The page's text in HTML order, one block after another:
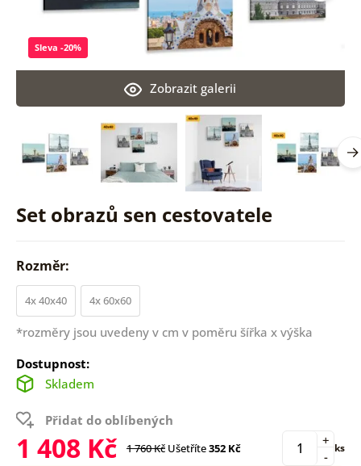
Set obrazů sen cestovatele
Zobrazit galerii
Sleva -20%
Rozměr:
4x 40x40 4x 60x60
*rozměry jsou uvedeny v cm v poměru šířka x výška
Dostupnost:
Skladem
Přidat do oblíbených
1 408 Kč 1 760 Kč Ušetříte352 Kč -
+ ks